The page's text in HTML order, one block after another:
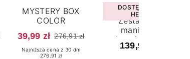
MYSTERY BOX
COLOR
39,99 zł 276,91 zł
Najniższa cena z 30 dni
276.91 zł
DOSTĘPNY W
HEBE
Zestaw do
manicure
japońskiego
139,99 zł